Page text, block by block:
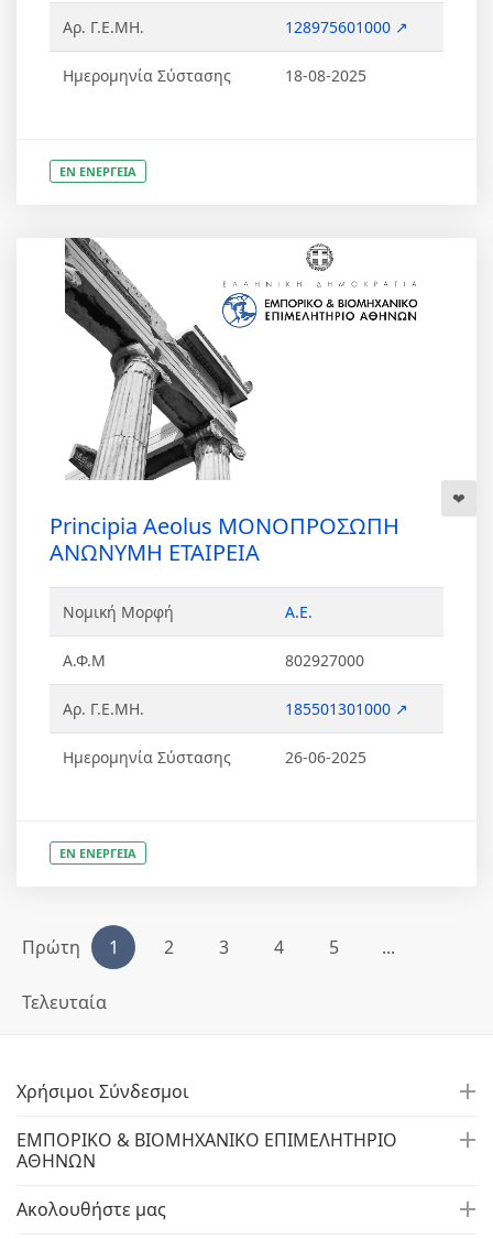
Αρ. Γ.Ε.ΜΗ. 128975601000 ↗
Ημερομηνία Σύστασης 18-08-2025
ΕΝ ΕΝΕΡΓΕΙΑ
Principia Aeolus ΜΟΝΟΠΡΟΣΩΠΗ
ΑΝΩΝΥΜΗ ΕΤΑΙΡΕΙΑ
Νομική Μορφή Α.Ε.
Α.Φ.Μ 802927000
Αρ. Γ.Ε.ΜΗ. 185501301000 ↗
Ημερομηνία Σύστασης 26-06-2025
ΕΝ ΕΝΕΡΓΕΙΑ
Πρώτη 1 2 3 4 5 ...
Τελευταία
Χρήσιμοι Σύνδεσμοι
ΕΜΠΟΡΙΚΟ & ΒΙΟΜΗΧΑΝΙΚΟ ΕΠΙΜΕΛΗΤΗΡΙΟ
ΑΘΗΝΩΝ
Ακολουθήστε μας